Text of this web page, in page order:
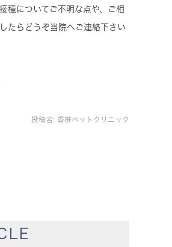
種についてご不明な点や、ご相
たらどうぞ当院へご連絡下さい
投稿者: 香椎ペットクリニック